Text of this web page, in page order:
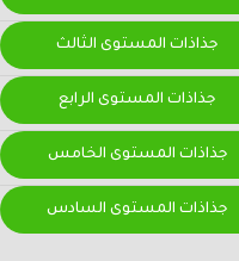
جذاذات المستوى الثالث
جذاذات المستوى الرابع
جذاذات المستوى الخامس
جذاذات المستوى السادس